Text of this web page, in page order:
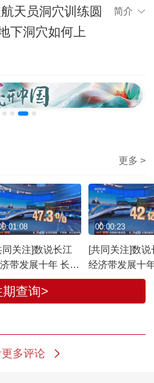
天员洞穴训练圆
下洞穴如何上
简介
更多 >
同关注]数说长江
带发展十年 长江
带生产总值占全
重升至47.3%
[共同关注]数说
经济带发展十
干线港口货物
00:00:23
期查询>
多评论